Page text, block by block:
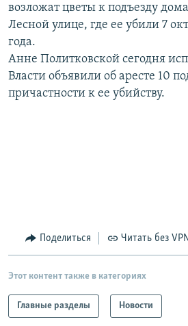
РАСПИСАНИЕ ВЕЩАНИЯ
ПОДПИШИТЕСЬ НА РАССЫЛКУ
СОЦИАЛЬНЫЕ СЕТИ
возложат цветы к подъезду
Лесной улице, где ее убили 7
года.
Анне Политковской сегодня
Власти объявили об аресте 10
причастности к ее убийству.
Поделиться Читать без VPN
Этот контент также в категориях
Главные разделы Новости